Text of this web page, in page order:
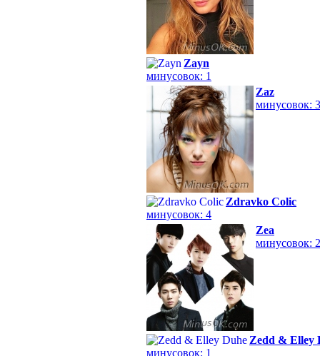
Zayn
минусовок: 1
Zaz
минусовок: 3
Zdravko Colic
минусовок: 4
Zea
минусовок: 2
Zedd & Elley
минусовок: 1